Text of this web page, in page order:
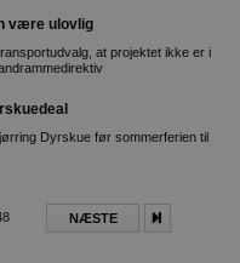
være ulovlig
at projektet ikke er i
Dyrskue før sommerferien til
NÆSTE